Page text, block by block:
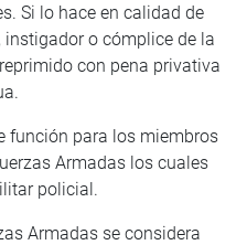
Si lo hace en calidad de
o cómplice de la
con pena privativa
función para los miembros
Armadas los cuales
policial.
Armadas se considera